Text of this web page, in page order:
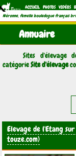
ACCUEIL PHOTOS VIDÉOS
Néronne, femelle bouledogue français
Annuaire
Sites d'élevage
catégorieSite d'élevage
Elevage de l'Etang